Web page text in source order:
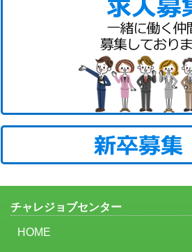
チャレジョブセンター
HOME